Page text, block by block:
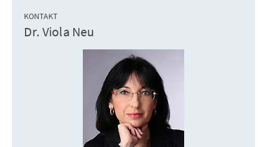
KONTAKT
Dr. Viola Neu